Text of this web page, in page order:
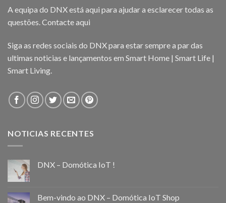
A equipa do DNX está aqui para ajudar a esclarecer todas as
questões. Contacte aqui
Siga as redes sociais do DNX para estar sempre a par das
ultimas noticias e lançamentos em Smart Home | Smart Life |
Smart Living.
NOTICIAS RECENTES
DNX – Domótica IoT !
Bem-vindo ao DNX – Domótica IoT Shop